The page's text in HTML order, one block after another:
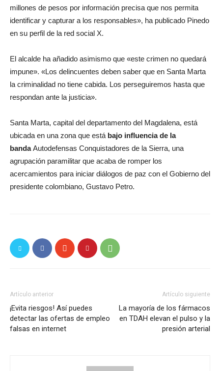
millones de pesos por información precisa que nos permita
identificar y capturar a los responsables», ha publicado Pinedo
en su perfil de la red social X.
El alcalde ha añadido asimismo que «este crimen no quedará
impune». «Los delincuentes deben saber que en Santa Marta
la criminalidad no tiene cabida. Los perseguiremos hasta que
respondan ante la justicia».
Santa Marta, capital del departamento del Magdalena, está
ubicada en una zona que está bajo influencia de la
bandaAutodefensas Conquistadores de la Sierra, una
agrupación paramilitar que acaba de romper los
acercamientos para iniciar diálogos de paz con el Gobierno del
presidente colombiano, Gustavo Petro.
Artículo anterior
¡Evita riesgos! Así puedes
detectar las ofertas de empleo
falsas en internet
Artículo siguiente
La mayoría de los fármacos
en TDAH elevan el pulso y la
presión arterial